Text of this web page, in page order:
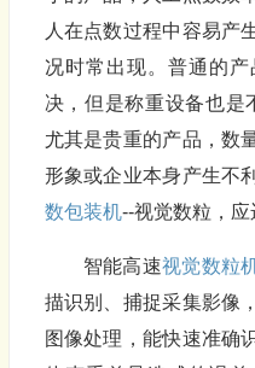
人在点数过程中容易产
况时常出现。普通的
决，但是称重设备也是
尤其是贵重的产品，数
形象或企业本身产生不
数包装机--视觉数粒，应
智能高速视觉数粒
描识别、捕捉采集影像
图像处理，能快速准确